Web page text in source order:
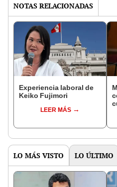
NOTAS RELACIONADAS
Experiencia laboral de
Keiko Fujimori
LEER MÁS
LO MÁS VISTO LO ÚLTIMO